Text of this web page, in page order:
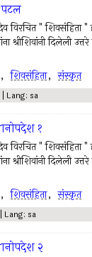
पटल
विरचित " शिवसंहिता "
श्रीशिवांनी दिलेली उत्तरे
, शिवसंहिता, संस्कृत
| Lang: sa
१
विरचित " शिवसंहिता "
श्रीशिवांनी दिलेली उत्तरे
, शिवसंहिता, संस्कृत
Lang: sa
२